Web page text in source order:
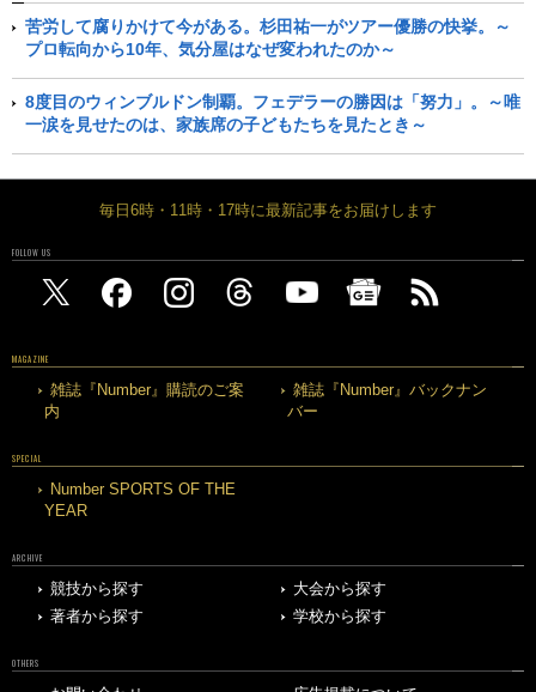
苦労して腐りかけて今がある。杉田祐一がツアー優勝の快挙。～
プロ転向から10年、気分屋はなぜ変われたのか～
8度目のウィンブルドン制覇。フェデラーの勝因は「努力」。～唯
一涙を見せたのは、家族席の子どもたちを見たとき～
毎日6時・11時・17時に最新記事をお届けします
FOLLOW US
MAGAZINE
雑誌『Number』購読のご案
内
雑誌『Number』バックナン
バー
SPECIAL
Number SPORTS OF THE
YEAR
ARCHIVE
競技から探す
大会から探す
著者から探す
学校から探す
OTHERS